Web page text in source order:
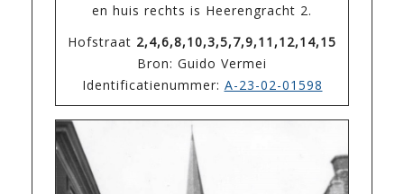
en huis rechts is Heerengracht 2.
Hofstraat 2,4,6,8,10,3,5,7,9,11,12,14,15
Bron: Guido Vermei
Identificatienummer: A-23-02-01598